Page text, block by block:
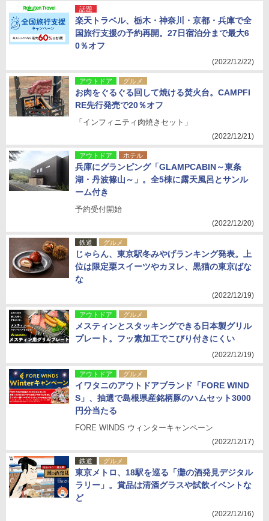
話題
楽天トラベル、栃木・神奈川・京都・兵庫で全
国旅行支援の予約再開。27日宿泊分まで最大6
0％オフ
(2022/12/22)
アウトドア グルメ
お肉をぐるぐる回して焼ける焚火台。CAMPFI
RE先行発売で20％オフ
「インフィニティ肉焼きセット」
(2022/12/21)
アウトドア ホテル
兵庫にグランピング「GLAMPCABIN～東条
湖・丹波篠山～」。全5棟に露天風呂とサンル
ーム付き
予約受付開始
(2022/12/20)
鉄道 グルメ
じゃらん、東京駅冬みやげランキング発表。上
位は限定栗スイーツやカヌレ、黒猫の東京ばな
な
(2022/12/19)
アウトドア グルメ
メスティンとスタッキングできる日本製グリル
プレート。フッ素加工でこびり付きにくい
(2022/12/19)
アウトドア グルメ
イワタニのアウトドアブランド「FORE WIND
S」、抽選で島根県産銘柄豚のハムセット3000
円分当たる
FORE WINDS ウィンターキャンペーン
(2022/12/17)
鉄道 グルメ
東京メトロ、18駅を巡る「灘の酒発見デジタル
ラリー」。賞品は清酒グラスや試飲イベントな
ど
(2022/12/16)